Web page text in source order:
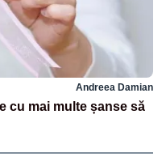
Andreea Damian
cu mai multe șanse să